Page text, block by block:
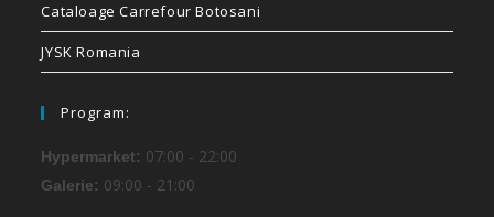
Cataloage Carrefour Botosani
JYSK Romania
Program:
Hypermarket: 07:00 - 22:00
Galerie: 09:00 - 21:00